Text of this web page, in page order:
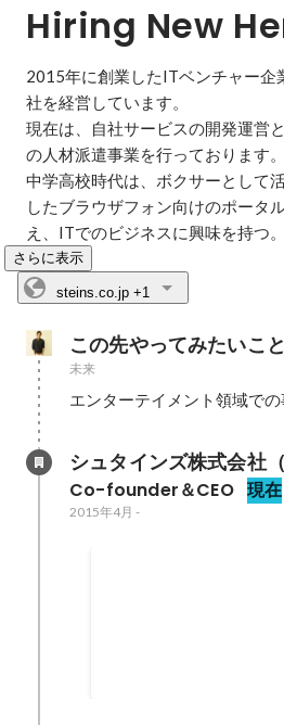
Hiring New
2015年に創業したITベンチャー企
社を経営しています。
現在は、自社サービスの開発運営
の人材派遣事業を行っております。
中学高校時代は、ボクサーとして
したブラウザフォン向けのポータ
え、ITでのビジネスに興味を持つ。
さらに表示
steins.co.jp +1
この先やってみたいこと
未来
エンターテイメント領域での
シュタインズ株式会社
Co-founder＆CEO 現在
2015年4月 -